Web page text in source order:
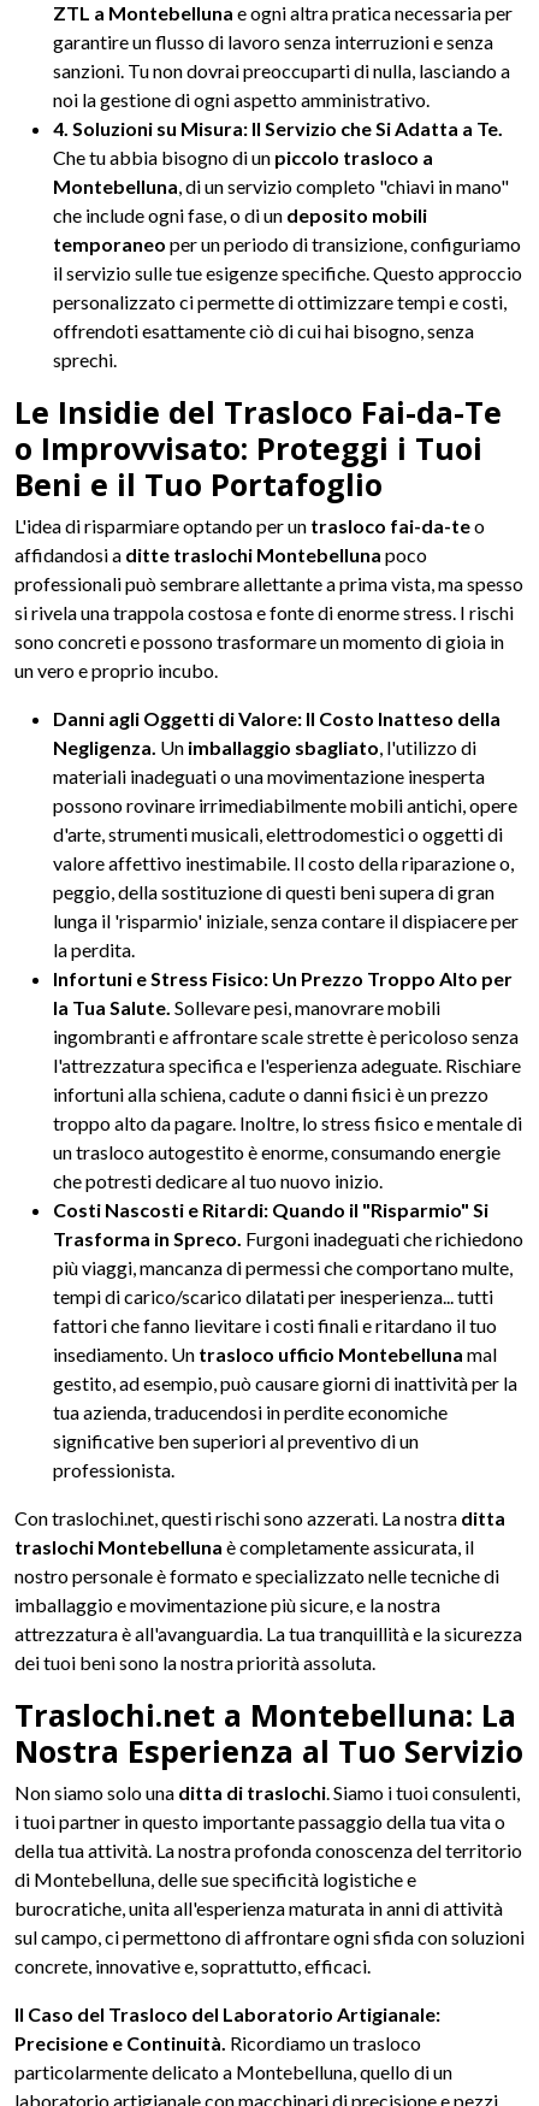
ZTL a Montebelluna e ogni altra pratica necessaria per
garantire un flusso di lavoro senza interruzioni e senza
sanzioni. Tu non dovrai preoccuparti di nulla, lasciando a
noi la gestione di ogni aspetto amministrativo.
4. Soluzioni su Misura: Il Servizio che Si Adatta a Te.
Che tu abbia bisogno di un piccolo trasloco a
Montebelluna, di un servizio completo "chiavi in mano"
che include ogni fase, o di un deposito mobili
temporaneo per un periodo di transizione, configuriamo
il servizio sulle tue esigenze specifiche. Questo approccio
personalizzato ci permette di ottimizzare tempi e costi,
offrendoti esattamente ciò di cui hai bisogno, senza
sprechi.
Le Insidie del Trasloco Fai-da-Te
o Improvvisato: Proteggi i Tuoi
Beni e il Tuo Portafoglio
L'idea di risparmiare optando per un trasloco fai-da-teo
affidandosi a ditte traslochi Montebelluna poco
professionali può sembrare allettante a prima vista, ma spesso
si rivela una trappola costosa e fonte di enorme stress. I rischi
sono concreti e possono trasformare un momento di gioia in
un vero e proprio incubo.
Danni agli Oggetti di Valore: Il Costo Inatteso della
Negligenza. Un imballaggio sbagliato, l'utilizzo di
materiali inadeguati o una movimentazione inesperta
possono rovinare irrimediabilmente mobili antichi, opere
d'arte, strumenti musicali, elettrodomestici o oggetti di
valore affettivo inestimabile. Il costo della riparazione o,
peggio, della sostituzione di questi beni supera di gran
lunga il 'risparmio' iniziale, senza contare il dispiacere per
la perdita.
Infortuni e Stress Fisico: Un Prezzo Troppo Alto per
la Tua Salute. Sollevare pesi, manovrare mobili
ingombranti e affrontare scale strette è pericoloso senza
l'attrezzatura specifica e l'esperienza adeguate. Rischiare
infortuni alla schiena, cadute o danni fisici è un prezzo
troppo alto da pagare. Inoltre, lo stress fisico e mentale di
un trasloco autogestito è enorme, consumando energie
che potresti dedicare al tuo nuovo inizio.
Costi Nascosti e Ritardi: Quando il "Risparmio" Si
Trasforma in Spreco. Furgoni inadeguati che richiedono
più viaggi, mancanza di permessi che comportano multe,
tempi di carico/scarico dilatati per inesperienza... tutti
fattori che fanno lievitare i costi finali e ritardano il tuo
insediamento. Un trasloco ufficio Montebelluna mal
gestito, ad esempio, può causare giorni di inattività per la
tua azienda, traducendosi in perdite economiche
significative ben superiori al preventivo di un
professionista.
Con traslochi.net, questi rischi sono azzerati. La nostra ditta
traslochi Montebelluna è completamente assicurata, il
nostro personale è formato e specializzato nelle tecniche di
imballaggio e movimentazione più sicure, e la nostra
attrezzatura è all'avanguardia. La tua tranquillità e la sicurezza
dei tuoi beni sono la nostra priorità assoluta.
Traslochi.net a Montebelluna: La
Nostra Esperienza al Tuo Servizio
Non siamo solo una ditta di traslochi. Siamo i tuoi consulenti,
i tuoi partner in questo importante passaggio della tua vita o
della tua attività. La nostra profonda conoscenza del territorio
di Montebelluna, delle sue specificità logistiche e
burocratiche, unita all'esperienza maturata in anni di attività
sul campo, ci permettono di affrontare ogni sfida con soluzioni
concrete, innovative e, soprattutto, efficaci.
Il Caso del Trasloco del Laboratorio Artigianale:
Precisione e Continuità. Ricordiamo un trasloco
particolarmente delicato a Montebelluna, quello di un
laboratorio artigianale con macchinari di precisione e pezzi